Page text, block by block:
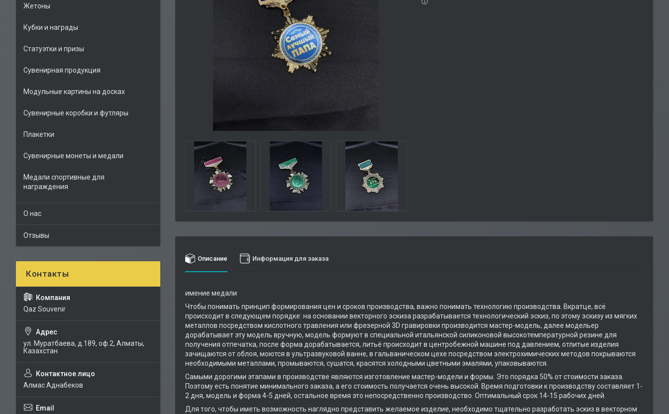
Описание Информация для заказа
имение медали
Чтобы понимать принцип формирования цен и сроков производства, важно понимать технологию производства. Вкратце, всё
происходит в следующем порядке: на основании векторного эскиза разрабатывается технологический эскиз, по этому эскизу из мягких
металлов посредством кислотного травления или фрезерной 3D гравировки производится мастер-модель, далее модельер
дорабатывает эту модель вручную, модель формуют в специальной итальянской силиконовой высокотемпературной резине для
получения отпечатка, после форма дорабатывается, литьё происходит в центробежной машине под давлением, отлитые изделия
зачищаются от облоя, моются в ультразвуковой ванне, в гальваническом цехе посредством электрохимических методов покрываются
необходимыми металлами, промываются, сушатся, красятся холодными цветными эмалями, упаковываются.
Самыми дорогими этапами в производстве являются изготовление мастер-модели и формы. Это порядка 50% от стоимости заказа.
Поэтому есть понятие минимального заказа, а его стоимость получается очень высокой. Время подготовки к производству составляет 1-
2 дня, модель и форма 4-5 дней, остальное время это непосредственно производство. Оптимальный срок 14-15 рабочих дней.
Для того, чтобы иметь возможность наглядно представить желаемое изделие, необходимо тщательно разработать эскиз в векторном
Жетоны
Кубки и награды
Статуэтки и призы
Сувенирная продукция
Модульные картины на досках
Сувенирные коробки и футляры
Плакетки
Сувенирные монеты и медали
Медали спортивные для
награждения
О нас
Отзывы
Qaz Souvenir
ул. Муратбаева, д.189, оф.2, Алматы,
Казахстан
Алмас Аднабеков